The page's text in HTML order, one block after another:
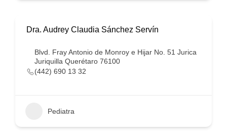
Dra. Audrey Claudia Sánchez Servín
Blvd. Fray Antonio de Monroy e Hijar No. 51 Jurica
Juriquilla Querétaro 76100
(442) 690 13 32
Pediatra